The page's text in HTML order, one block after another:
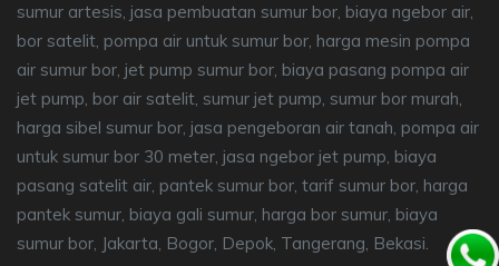
sumur artesis, jasa pembuatan sumur bor, biaya ngebor air,
bor satelit, pompa air untuk sumur bor, harga mesin pompa
air sumur bor, jet pump sumur bor, biaya pasang pompa air
jet pump, bor air satelit, sumur jet pump, sumur bor murah,
harga sibel sumur bor, jasa pengeboran air tanah, pompa air
untuk sumur bor 30 meter, jasa ngebor jet pump, biaya
pasang satelit air, pantek sumur bor, tarif sumur bor, harga
pantek sumur, biaya gali sumur, harga bor sumur, biaya
sumur bor, Jakarta, Bogor, Depok, Tangerang, Bekasi.